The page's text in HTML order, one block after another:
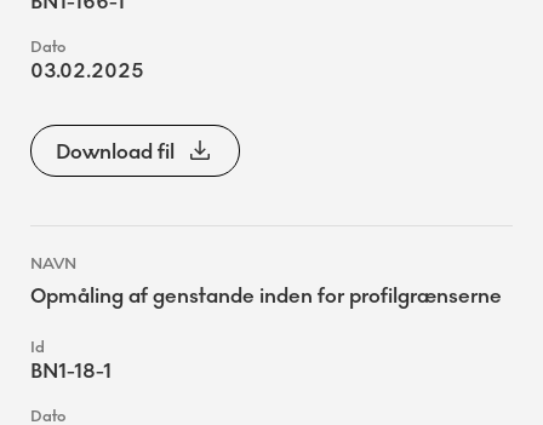
03.02.2025
Download fil
Opmåling af genstande inden for profilgrænserne
BN1-18-1